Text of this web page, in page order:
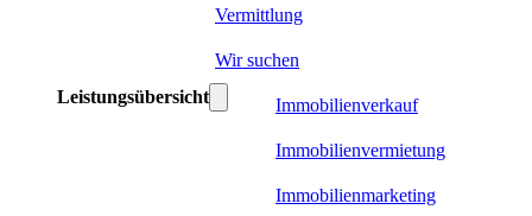
Vermittlung
Wir suchen
Leistungsübersicht
Immobilienverkauf
Immobilienvermietung
Immobilienmarketing